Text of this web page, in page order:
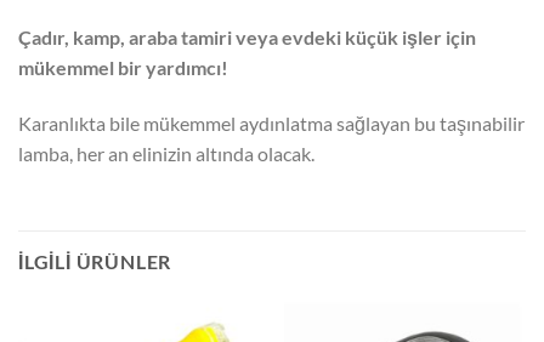
Çadır, kamp, araba tamiri veya evdeki küçük işler için
mükemmel bir yardımcı!
Karanlıkta bile mükemmel aydınlatma sağlayan bu taşınabilir
lamba, her an elinizin altında olacak.
İLGILI ÜRÜNLER